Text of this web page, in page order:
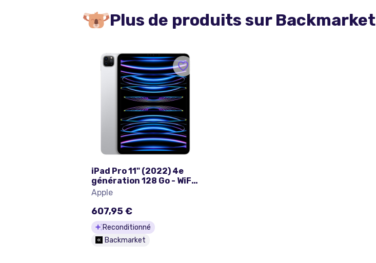
Plus de produits sur Backmarket
iPad Pro 11" (2022) 4e
génération 128 Go - WiFi -
Argent
Apple
607,95 €
Reconditionné
Backmarket